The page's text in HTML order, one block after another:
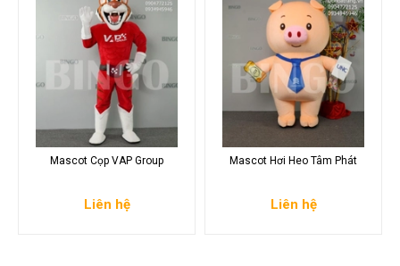
Mascot Cọp VAP Group
Liên hệ
Mascot Hơi Heo Tâm Phát
Liên hệ